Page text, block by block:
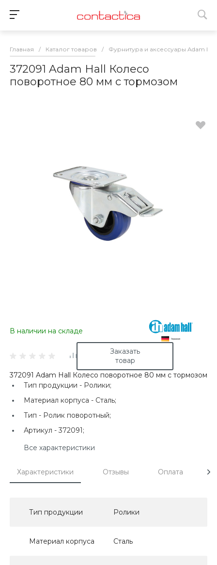
Главная / Каталог товаров / Фурнитура и аксессуары Adam Hall
372091 Adam Hall Колесо
поворотное 80 мм с тормозом
В наличии на складе
Заказать
товар
372091 Adam Hall Колесо поворотное 80 мм с тормозом
Тип продукции - Ролики;
Материал корпуса - Сталь;
Тип - Ролик поворотный;
Артикул - 372091;
Все характеристики
Характеристики Отзывы Оплата
Тип продукции Ролики
Материал корпуса Сталь